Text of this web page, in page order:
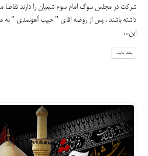
شرکت در مجلس سوگ امام سوم شیعیان را دارند تقاضا
داشته باشند . پس از روضه اقای " حبیب آهونمدی " به
این...
بیشتر بدانید...